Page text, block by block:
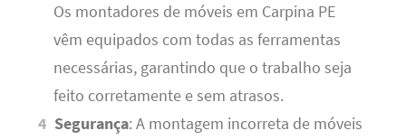
Os montadores de móveis em Carpina PE
vêm equipados com todas as ferramentas
necessárias, garantindo que o trabalho seja
feito corretamente e sem atrasos.
Segurança: A montagem incorreta de móveis